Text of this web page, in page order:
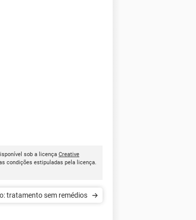
sob a licença Creative
condições estipuladas pela licença.
tratamento sem remédios